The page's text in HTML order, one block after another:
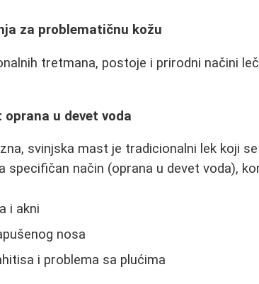
za problematičnu kožu
tretmana, postoje i prirodni načini
u devet voda
svinjska mast je tradicionalni lek koji
specifičan način (oprana u devet voda),
i akni
nosa
i problema sa plućima